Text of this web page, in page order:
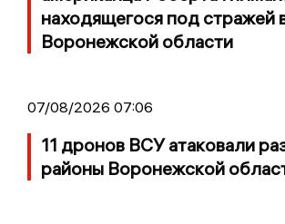
находящегося под стражей
Воронежской области
07/08/2026 07:06
11 дронов ВСУ атаковали
районы Воронежской